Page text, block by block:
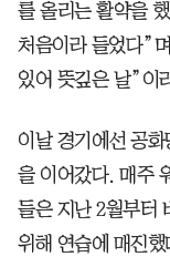
를 올리는 활약을
처음이라 들었다”
있어 뜻깊은 날”이
이날 경기에선 공
을 이어갔다. 매주
들은 지난 2월부터
위해 연습에 매진